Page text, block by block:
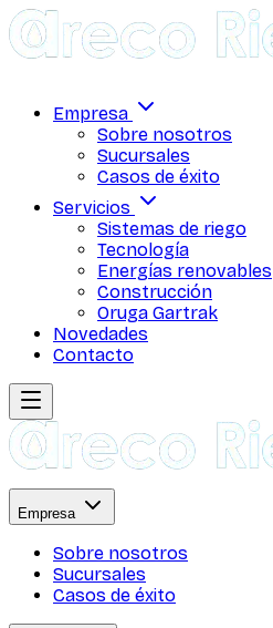
Empresa
Sobre nosotros
Sucursales
Casos de éxito
Servicios
Sistemas de riego
Tecnología
Energías renovables
Construcción
Oruga Gartrak
Novedades
Contacto
Empresa
Sobre nosotros
Sucursales
Casos de éxito